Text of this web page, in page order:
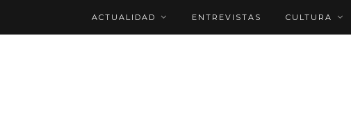
ACTUALIDAD ENTREVISTAS CULTURA